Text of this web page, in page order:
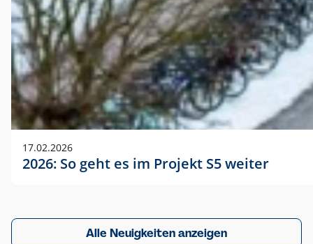
17.02.2026
2026: So geht es im Projekt S5 weiter
Alle Neuigkeiten anzeigen